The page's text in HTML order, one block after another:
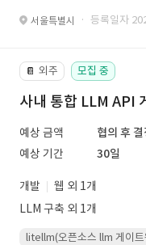
서울특별시 · 등록일자
📔 외주 모집 중
사내 통합 LLM API
예상 금액
협의 후 결
예상 기간
30일
개발
웹 외 1개
LLM 구축 외 1개
litellm(오픈소스 llm 게이